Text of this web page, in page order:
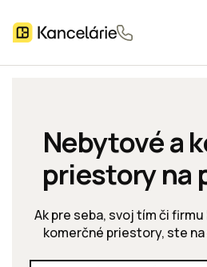
Nebytové a
priestory na
Ak pre seba, svoj tím či
komerčné priestory, ste